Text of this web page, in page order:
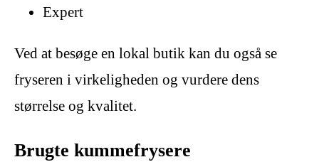
Expert
Ved at besøge en lokal butik kan du også se
fryseren i virkeligheden og vurdere dens
størrelse og kvalitet.
Brugte kummefrysere